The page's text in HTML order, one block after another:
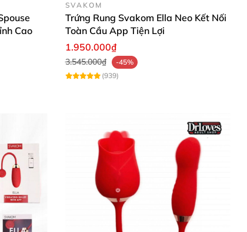
Thiên Nga Silicone An Toàn Kích Thích Nữ
Cao
SVAKOM
Trứng Rung Svakom Ella Neo Kết Nối
Toàn Cầu App Tiện Lợi
1.950.000₫
3.545.000₫
-45%
(939)